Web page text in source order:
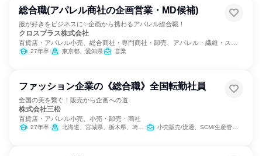
総合職(アパレル商社の企画営業・MD候補)
服が好きをビジネスに✨企画から携わるアパレル総合職！
クロスプラス株式会社
百貨店・アパレル小売、総合商社・専門商社・卸売、アパレル・繊維・スポ
ーツメーカー
27年卒 東京都、愛知県 営業
ファッション企業の《総合職》全国転勤社員
全国の美を繋ぐ！販売から企画への道
株式会社三松
百貨店・アパレル小売、小売・卸売・商社
27年卒 北海道、宮城県、栃木県、埼玉県、千葉県、東京都、神奈川県、愛知県、京都府、大阪府、兵庫県、福岡県、沖縄県 小売販売/流通、SCM/生産管理/購買/物流、営業